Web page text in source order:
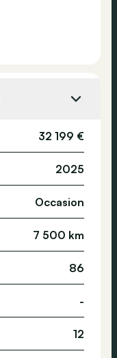
32 199 €
2025
Occasion
7 500 km
86
-
12